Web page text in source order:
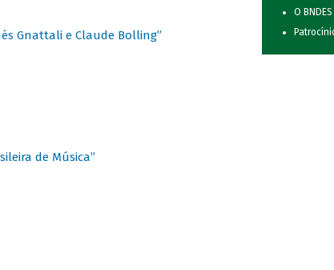
Gnattali e Claude Bolling”
de Música”
O